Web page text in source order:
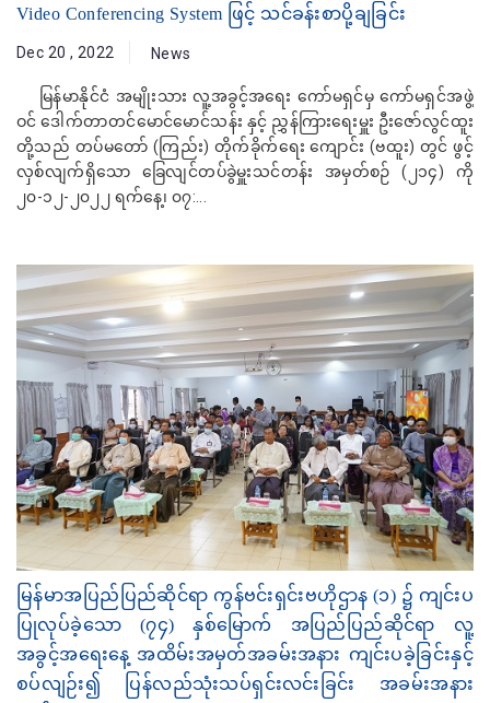
Video Conferencing System ဖြင့် သင်ခန်းစာပို့ချခြင်း
Dec 20 , 2022 News
မြန်မာနိုင်ငံ အမျိုးသား လူ့အခွင့်အရေး ကော်မရှင်မှ ကော်မရှင်အဖွဲ့
ဝင် ဒေါက်တာတင်မောင်မောင်သန်း နှင့် ညွှန်ကြားရေးမှူး ဦးဇော်လွင်ထူး
တို့သည် တပ်မတော် (ကြည်း) တိုက်ခိုက်ရေး ကျောင်း (ဗထူး) တွင် ဖွင့်
လှစ်လျက်ရှိသော ခြေလျင်တပ်ခွဲမှူးသင်တန်း အမှတ်စဉ် (၂၁၄) ကို
၂၀-၁၂-၂၀၂၂ ရက်နေ့၊ ၀၇:...
မြန်မာအပြည်ပြည်ဆိုင်ရာ ကွန်ဗင်းရှင်းဗဟိုဌာန (၁) ၌ ကျင်းပ
ပြုလုပ်ခဲ့သော (၇၄) နှစ်မြောက် အပြည်ပြည်ဆိုင်ရာ လူ့
အခွင့်အရေးနေ့ အထိမ်းအမှတ်အခမ်းအနား ကျင်းပခဲ့ခြင်းနှင့်
စပ်လျဉ်း၍ ပြန်လည်သုံးသပ်ရှင်းလင်းခြင်း အခမ်းအနား